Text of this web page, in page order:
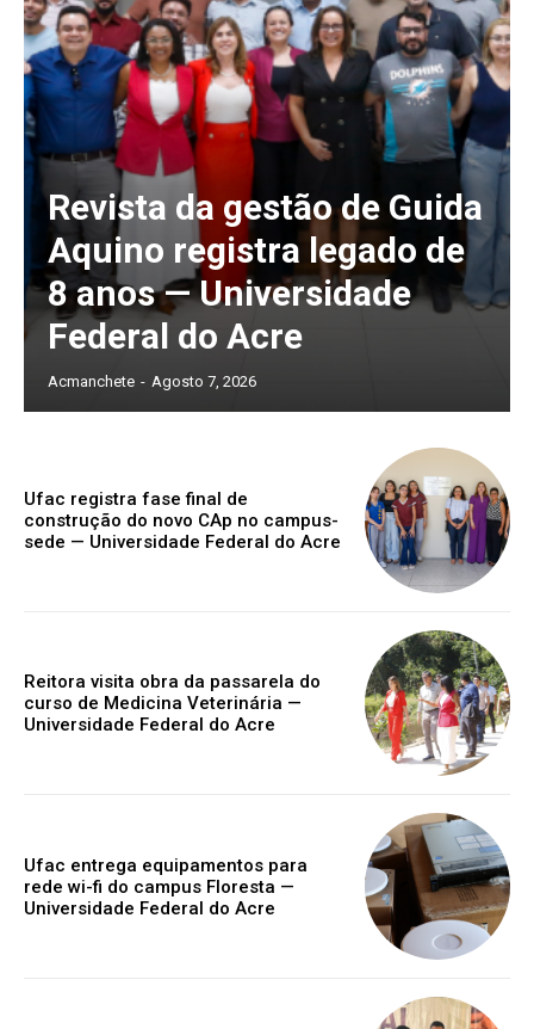
Revista da gestão de Guida
Aquino registra legado de
8 anos — Universidade
Federal do Acre
Acmanchete - Agosto 7, 2026
Ufac registra fase final de
construção do novo CAp no campus-
sede — Universidade Federal do Acre
Reitora visita obra da passarela do
curso de Medicina Veterinária —
Universidade Federal do Acre
Ufac entrega equipamentos para
rede wi-fi do campus Floresta —
Universidade Federal do Acre